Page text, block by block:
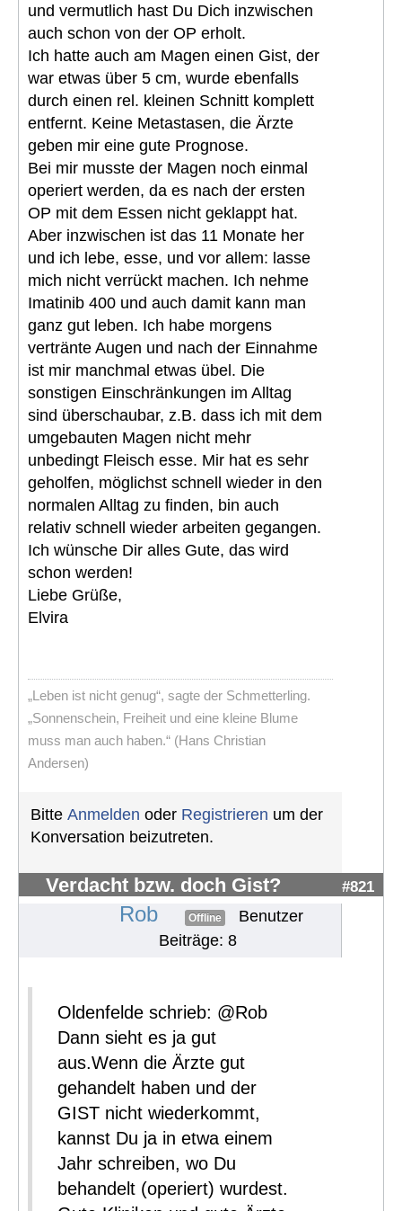
und vermutlich hast Du Dich inzwischen
auch schon von der OP erholt.
Ich hatte auch am Magen einen Gist, der
war etwas über 5 cm, wurde ebenfalls
durch einen rel. kleinen Schnitt komplett
entfernt. Keine Metastasen, die Ärzte
geben mir eine gute Prognose.
Bei mir musste der Magen noch einmal
operiert werden, da es nach der ersten
OP mit dem Essen nicht geklappt hat.
Aber inzwischen ist das 11 Monate her
und ich lebe, esse, und vor allem: lasse
mich nicht verrückt machen. Ich nehme
Imatinib 400 und auch damit kann man
ganz gut leben. Ich habe morgens
vertränte Augen und nach der Einnahme
ist mir manchmal etwas übel. Die
sonstigen Einschränkungen im Alltag
sind überschaubar, z.B. dass ich mit dem
umgebauten Magen nicht mehr
unbedingt Fleisch esse. Mir hat es sehr
geholfen, möglichst schnell wieder in den
normalen Alltag zu finden, bin auch
relativ schnell wieder arbeiten gegangen.
Ich wünsche Dir alles Gute, das wird
schon werden!
Liebe Grüße,
Elvira
„Leben ist nicht genug“, sagte der Schmetterling.
„Sonnenschein, Freiheit und eine kleine Blume
muss man auch haben.“ (Hans Christian
Andersen)
Bitte Anmelden oder Registrieren um der
Konversation beizutreten.
Verdacht bzw. doch Gist? #821
Rob Offline
Benutzer
Beiträge: 8
Oldenfelde schrieb: @Rob
Dann sieht es ja gut
aus.Wenn die Ärzte gut
gehandelt haben und der
GIST nicht wiederkommt,
kannst Du ja in etwa einem
Jahr schreiben, wo Du
behandelt (operiert) wurdest.